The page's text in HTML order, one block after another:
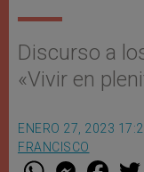
Discurso a
«Vivir en
ENERO 27, 2023
FRANCISCO
W M F